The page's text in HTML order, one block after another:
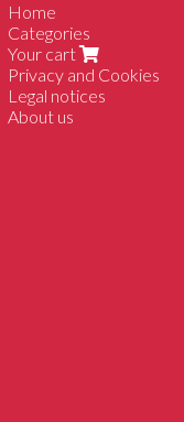
Home
Categories
Your cart
Privacy and Cookies
Legal notices
About us